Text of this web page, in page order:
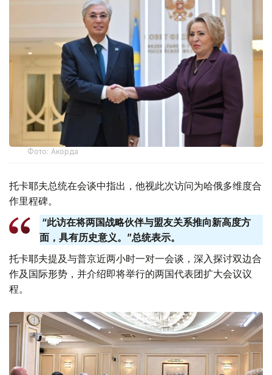
Фото: Акорда
托卡耶夫总统在会谈中指出，他视此次访问为哈俄多维度合
作里程碑。
“此访在将两国战略伙伴与盟友关系推向新高度方
面，具有历史意义。”总统表示。
托卡耶夫提及与普京近两小时一对一会谈，深入探讨双边合
作及国际形势，并介绍即将举行的两国代表团扩大会议议
程。